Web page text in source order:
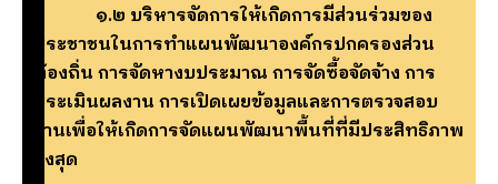
๑.๒ บริหารจัดการให้เกิดการมีส่วนร่วมของ
ประชาชนในการทำแผนพัฒนาองค์กรปกครองส่วน
ท้องถิ่น การจัดหางบประมาณ การจัดซื้อจัดจ้าง การ
ประเมินผลงาน การเปิดเผยข้อมูลและการตรวจสอบ
งานเพื่อให้เกิดการจัดแผนพัฒนาพื้นที่ที่มีประสิทธิภาพ
สูงสุด